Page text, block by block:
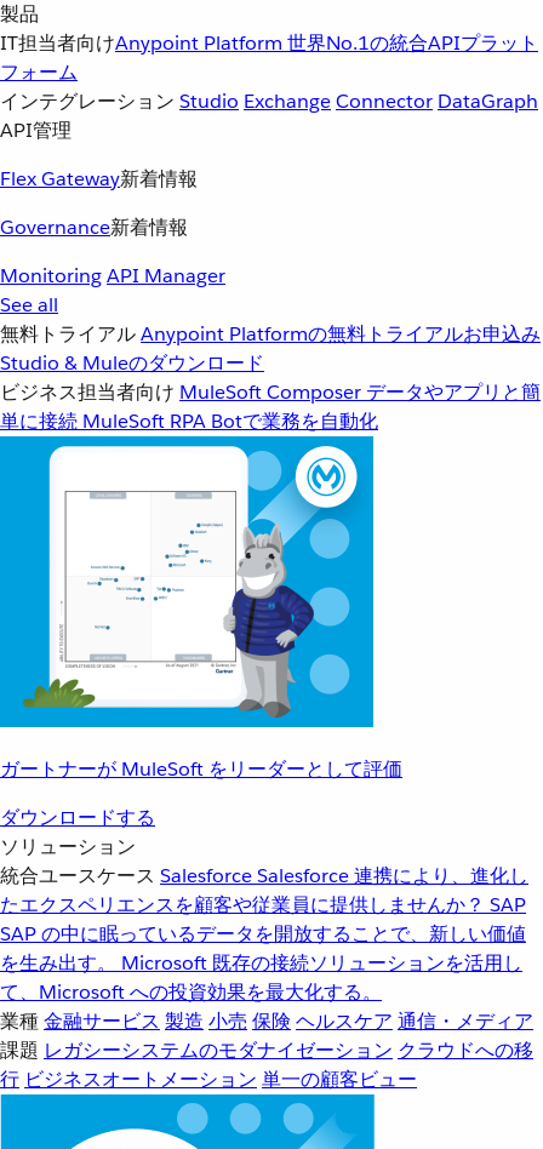
製品
IT担当者向けAnypoint Platform 世界No.1の統合APIプラット
フォーム
インテグレーション Studio ExchangeConnector DataGraph
API管理
Flex Gateway新着情報
Governance新着情報
MonitoringAPI Manager
See all
無料トライアルAnypoint Platformの無料トライアルお申込み
Studio & Muleのダウンロード
ビジネス担当者向け MuleSoft Composer データやアプリと簡
単に接続 MuleSoft RPA Botで業務を自動化
ガートナーが MuleSoft をリーダーとして評価
ダウンロードする
ソリューション
統合ユースケース SalesforceSalesforce 連携により、進化し
たエクスペリエンスを顧客や従業員に提供しませんか？ SAP
SAP の中に眠っているデータを開放することで、新しい価値
を生み出す。
Microsoft 既存の接続ソリューションを活用し
て、Microsoft への投資効果を最大化する。
業種金融サービス 製造 小売 保険 ヘルスケア 通信・メディア
課題 レガシーシステムのモダナイゼーション クラウドへの移
行 ビジネスオートメーション 単一の顧客ビュー